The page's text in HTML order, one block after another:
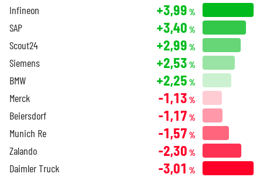
Infineon +3,99 %
SAP +3,40 %
Scout24 +2,99 %
Siemens +2,53 %
BMW +2,25 %
Merck -1,13 %
Beiersdorf -1,17 %
Munich Re -1,57 %
Zalando -2,30 %
Daimler Truck -3,01 %